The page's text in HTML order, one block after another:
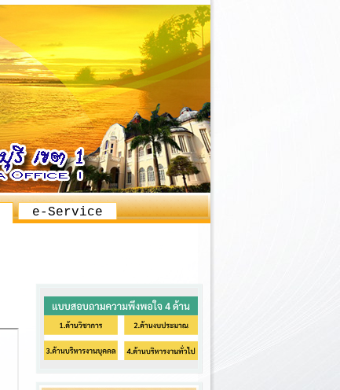
e-Service